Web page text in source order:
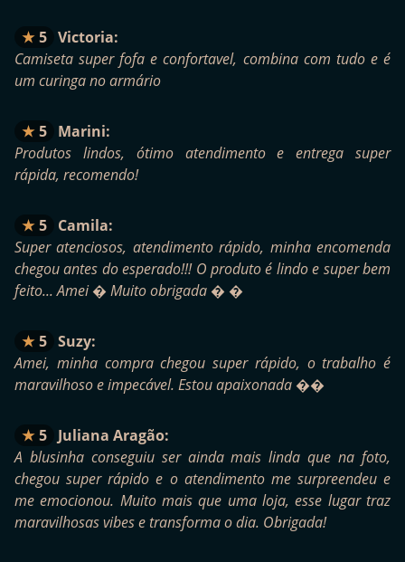
5 Victoria:
Camiseta super fofa e confortavel, combina com tudo e é
um curinga no armário
5
Marini:
Produtos lindos, ótimo atendimento e entrega super
rápida, recomendo!
5
Camila:
Super atenciosos, atendimento rápido, minha encomenda
chegou antes do esperado!!! O produto é lindo e super bem
feito... Amei � Muito obrigada � �
5 Suzy:
Amei, minha compra chegou super rápido, o trabalho é
maravilhoso e impecável. Estou apaixonada ��
5
Juliana Aragão:
A blusinha conseguiu ser ainda mais linda que na foto,
chegou super rápido e o atendimento me surpreendeu e
me emocionou. Muito mais que uma loja, esse lugar traz
maravilhosas vibes e transforma o dia. Obrigada!